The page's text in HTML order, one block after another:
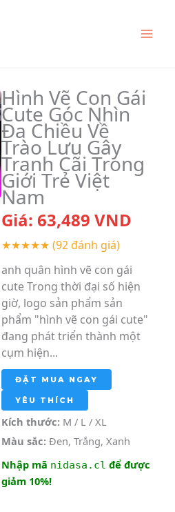
Hình Vẽ Con Gái
Cute Góc Nhìn
Đa Chiều Về
Trào Lưu Gây
Tranh Cãi Trong
Giới Trẻ Việt
Nam
Giá: 63,489 VND
★★★★★ (92 đánh giá)
anh quân hình vẽ con gái
cute Trong thời đại số hiện
giờ, logo sản phẩm sản
phẩm "hình vẽ con gái cute"
đang phát triển thành một
cụm hiện...
ĐẶT MUA NGAY
YÊU THÍCH
Kích thước:M / L / XL
Màu sắc:Đen, Trắng, Xanh
Nhập mã nidasa.cl để được
giảm 10%!